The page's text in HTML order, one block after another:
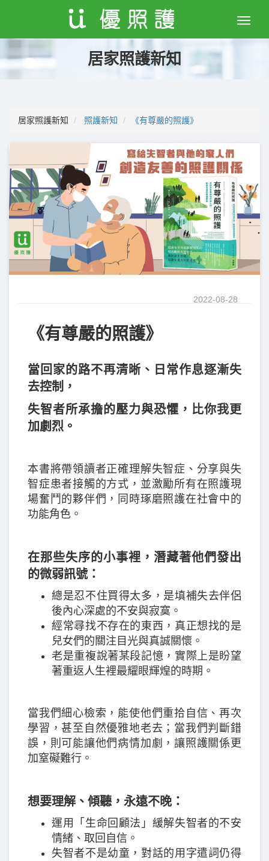
Toggle
居家照護新知
居家照護新知 照護新知 《有尊嚴的照護》
2022-08-28
《有尊嚴的照護》
當回家的路不再清晰、日常作息逐漸失
去控制，
失智者所承擔的壓力與恐懼，比你我更
加劇烈。
本書將帶領讀者正確理解失智症、分享與失
智症患者接觸的方式，並激勵所有在照護現
場奮鬥的夥伴們，同時琢磨照護在社會中的
功能角色。
在那些失序的小事裡，潛藏著他們發出
的微弱訊號：
總是忍不住買得太多，是填補失去伴侶
後內心深處的不安與寂寞。
經常尋找不存在的東西，真正想找的是
兒女們的關注目光與真誠關懷。
老是重複說著某段記憶，實際上是盼望
著重返人生裡最耀眼輝煌的時期。
當我們細心檢索，能使他們重拾自信、再次
學習，甚至自然優雅地老去；當我們判斷錯
誤，則可能讓他們病情加劇，讓照護關係更
加窒礙難行。
想要理解、傾聽，永遠不晚：
運用「生命回顧法」緩解失智者的不安
情緒、取回自信。
失智者不是幼童，對話的用字遣詞仍得